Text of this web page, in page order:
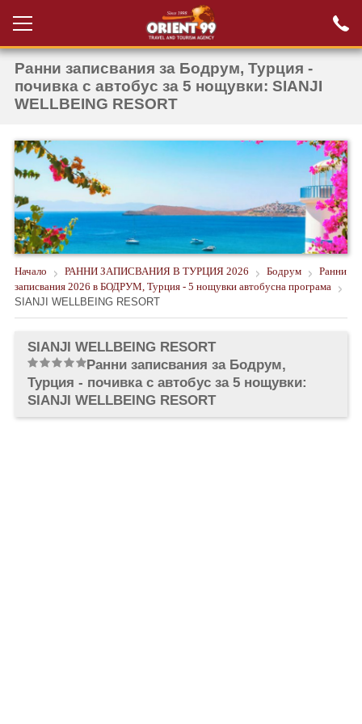
Вход за агенти
Проверка на
резервация
НОВА ГОДИНА ТУРЦИЯ
НОВА ГОДИНА
ПОЧИВКИ
КРУИЗИ
ЕКЗОТИКА
ЕКСКУРЗИИ
ОЩЕ
ЗА НАС
КОНТАКТИ
ФИРМЕНИ ДОКУМЕНТИ
Ранни записвания за Бодрум, Турция -
почивка с автобус за 5 нощувки: SIANJI
WELLBEING RESORT
Начало РАННИ ЗАПИСВАНИЯ В ТУРЦИЯ 2026 Бодрум
Ранни
записвания 2026 в БОДРУМ, Турция - 5 нощувки автобусна програма
SIANJI WELLBEING RESORT
SIANJI WELLBEING RESORT
Ранни записвания за Бодрум,
Турция - почивка с автобус за 5 нощувки:
SIANJI WELLBEING RESORT